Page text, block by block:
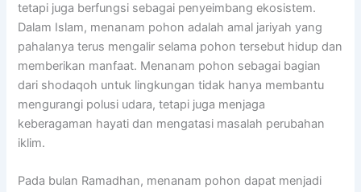
tetapi juga berfungsi sebagai penyeimbang ekosistem.
Dalam Islam, menanam pohon adalah amal jariyah yang
pahalanya terus mengalir selama pohon tersebut hidup dan
memberikan manfaat. Menanam pohon sebagai bagian
dari shodaqoh untuk lingkungan tidak hanya membantu
mengurangi polusi udara, tetapi juga menjaga
keberagaman hayati dan mengatasi masalah perubahan
iklim.
Pada bulan Ramadhan, menanam pohon dapat menjadi